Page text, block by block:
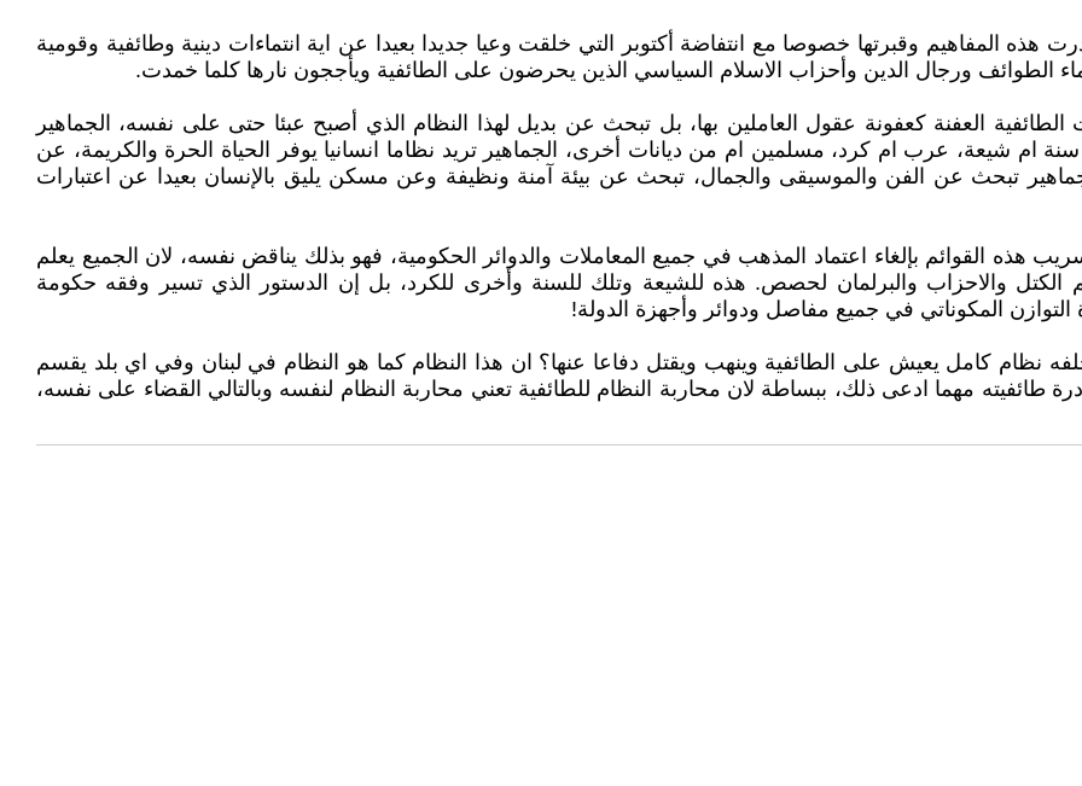
هذه المفاهيم وقبرتها خصوصا مع انتفاضة أكتوبر التي خلقت وعيا جديدا بعيدا عن اية انتماءات دينية وطائفية وقومية
الطوائف ورجال الدين وأحزاب الاسلام السياسي الذين يحرضون على الطائفية ويأججون نارها كلما خمدت.
الطائفية العفنة كعفونة عقول العاملين بها، بل تبحث عن بديل لهذا النظام الذي أصبح عبئا حتى على نفسه، الجماهير
شيعة، عرب ام كرد، مسلمين ام من ديانات أخرى، الجماهير تريد نظاما انسانيا يوفر الحياة الحرة والكريمة، عن
تبحث عن الفن والموسيقى والجمال، تبحث عن بيئة آمنة ونظيفة وعن مسكن يليق بالإنسان بعيدا عن اعتبارات
القوائم بإلغاء اعتماد المذهب في جميع المعاملات والدوائر الحكومية، فهو بذلك يناقض نفسه، لان الجميع يعلم
والاحزاب والبرلمان لحصص. هذه للشيعة وتلك للسنة وأخرى للكرد، بل إن الدستور الذي تسير وفقه حكومة
المكوناتي في جميع مفاصل ودوائر وأجهزة الدولة!
نظام كامل يعيش على الطائفية وينهب ويقتل دفاعا عنها؟ ان هذا النظام كما هو النظام في لبنان وفي اي بلد يقسم
مهما ادعى ذلك، ببساطة لان محاربة النظام للطائفية تعني محاربة النظام لنفسه وبالتالي القضاء على نفسه،